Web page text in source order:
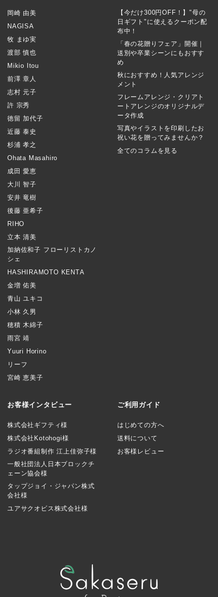
岡崎 由美
NAGISA
牧 まゆ実
渡部 慎也
Mikio Itou
前澤 章人
志村 元子
許 宗秀
徳留 加代子
近藤 泰史
杉浦 孝之
Ohata Masahiro
成田 愛恵
大川 智子
安井 竜樹
後藤 亜希子
RIHO
立本 清美
加納佐和子 フローリストカノ
シェ
HASHIRAMOTO KENTA
金増 佑美
青山 ユキコ
小林 久男
穂積 木綿子
雨宮 靖
Yuuri Horino
リーフ
宮崎 恵美子
【今だけ300円OFF！】"母の
日ギフト"に使えるクーポン配
布中！
「春の花贈りフェア」開催｜
送別や卒業シーンにもおすす
め
秋におすすめ！人気アレンジ
メント
フレームアレンジ・クリアト
ートアレンジのオリジナルデ
ータ作成
写真やイラストを印刷したお
祝い花を贈ってみませんか？
全てのコラムを見る
お客様インタビュー
株式会社ギフティ様
株式会社Kotohogi様
ラジオ番組制作 江上佳弥子様
一般社団法人日本ブロックチ
ェーン協会様
タップジョイ・ジャパン株式
会社様
ユアサクオビス株式会社様
ご利用ガイド
はじめての方へ
送料について
お客様レビュー